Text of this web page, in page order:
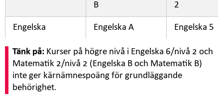
B
2
Engelska Engelska A Engelska 5
Matematik Matematik A
Matematik
1a/1b/ 1c
Samhällskunskap
Tänk på: Kurser på högre nivå i Engelska 6/nivå 2 och
Matematik 2/nivå 2 (Engelska B och Matematik B)
inte ger kärnämnespoäng för grundläggande
behörighet.